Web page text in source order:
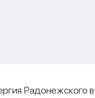
Радонежского